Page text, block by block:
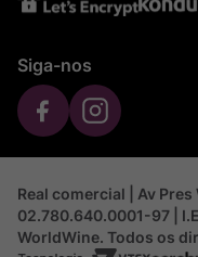
Siga-nos
Real comercial | Av
02.780.640.0001-97 |
WorldWine. Todos os